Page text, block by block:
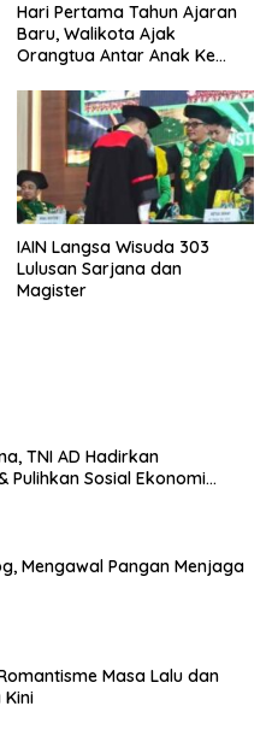
Hari Pertama Tahun Ajaran
Baru, Walikota Ajak
Orangtua Antar Anak Ke
IAIN Langsa Wisuda 303
Lulusan Sarjana dan
Magister
TNI AD Hadirkan
Pulihkan Sosial Ekonomi
Mengawal Pangan Menjaga
Masa Lalu dan
Kini